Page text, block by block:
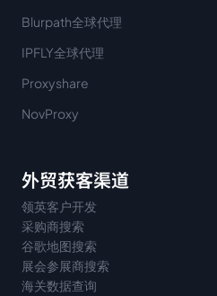
Blurpath全球代理
IPFLY全球代理
Proxyshare
NovProxy
外贸获客渠道
领英客户开发
采购商搜索
谷歌地图搜索
展会参展商搜索
海关数据查询